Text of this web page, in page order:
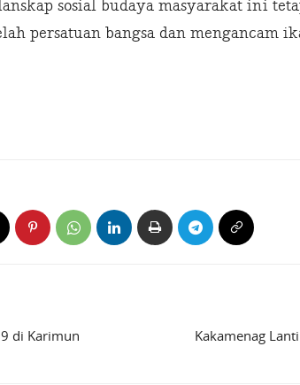
sosial budaya masyarakat ini
persatuan bangsa dan mengancam
di Karimun Kakamenag